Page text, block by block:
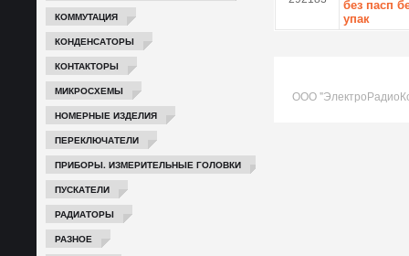
КОММУТАЦИЯ
КОНДЕНСАТОРЫ
КОНТАКТОРЫ
МИКРОСХЕМЫ
НОМЕРНЫЕ ИЗДЕЛИЯ
ПЕРЕКЛЮЧАТЕЛИ
ПРИБОРЫ. ИЗМЕРИТЕЛЬНЫЕ ГОЛОВКИ
ПУСКАТЕЛИ
РАДИАТОРЫ
РАЗНОЕ
без пасп
упак
ООО